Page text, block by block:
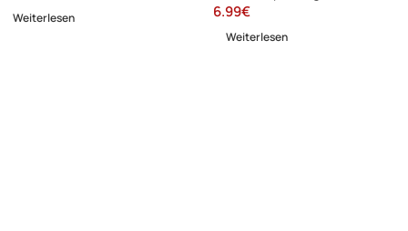
Weiterlesen
6.99€
Weiterlesen